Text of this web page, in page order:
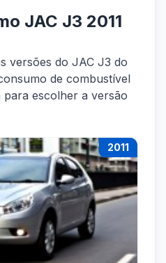
JAC J3 2011
versões do JAC J3 do
de combustível
para escolher a versão
2011